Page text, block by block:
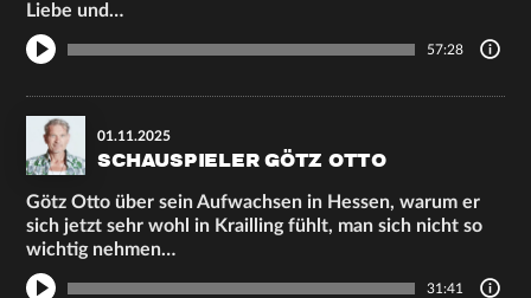
Liebe und…
57:28
01.11.2025
SCHAUSPIELER GÖTZ OTTO
Götz Otto über sein Aufwachsen in Hessen, warum er
sich jetzt sehr wohl in Krailling fühlt, man sich nicht so
wichtig nehmen…
31:41